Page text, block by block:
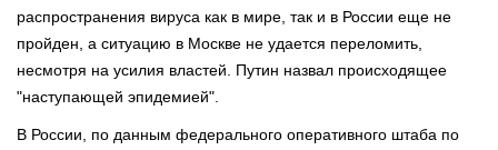
распространения вируса как в мире, так и в России еще не
пройден, а ситуацию в Москве не удается переломить,
несмотря на усилия властей. Путин назвал происходящее
"наступающей эпидемией".
В России, по данным федерального оперативного штаба по